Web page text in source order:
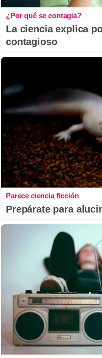
¿Por qué se contagia?
La ciencia explica
contagioso
Parece ciencia ficción
Prepárate para